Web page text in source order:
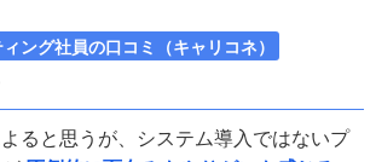
ング社員の口コミ（キャリコネ）
よると思うが、システム導入ではないプ